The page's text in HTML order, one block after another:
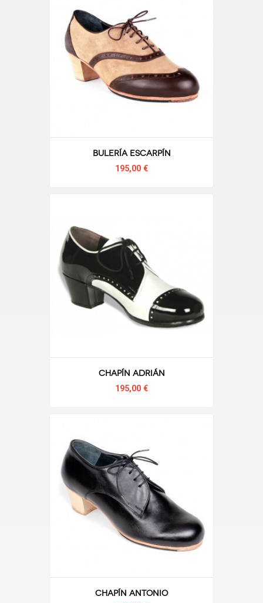
Bulería Escarpín
195,00 €
Chapín Adrián
195,00 €
Chapín Antonio